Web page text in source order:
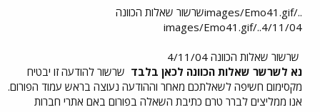
ך
../images/Emo41.gifשרשור שאלות הכוונה
4/11/04../images/Emo41.gif
שרשור שאלות הכוונה 4/11/04
נא לשרשר שאלות הכוונה לכאן בלבד שרשור להודעה זו יבטיח
מקסימום חשיפה לשאלתכם מאחר וההודעה נעוצה בראש עמוד הפורום.
אנו ממליצים לברר טרם כתיבת השאלה בפורום באם אתרי חברות